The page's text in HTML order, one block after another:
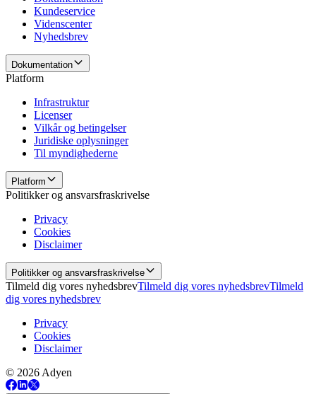
Kundeservice
Videnscenter
Nyhedsbrev
Dokumentation
Platform
Infrastruktur
Licenser
Vilkår og betingelser
Juridiske oplysninger
Til myndighederne
Platform
Politikker og ansvarsfraskrivelse
Privacy
Cookies
Disclaimer
Politikker og ansvarsfraskrivelse
Tilmeld dig vores nyhedsbrevTilmeld dig vores nyhedsbrevTilmeld
dig vores nyhedsbrev
Privacy
Cookies
Disclaimer
© 2026 Adyen